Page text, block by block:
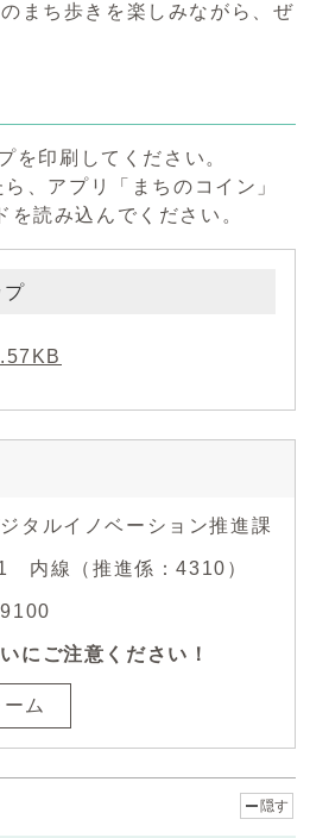
まち歩きを楽しみながら、ぜ
を印刷してください。
、アプリ「まちのコイン」
を読み込んでください。
プ
タルイノベーション推進課
内線（推進係：4310）
にご注意ください！
ム
隠す